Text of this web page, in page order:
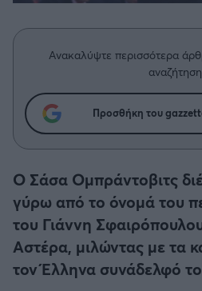
Δημήτρης Τσορμπατζόγλου
Λεβαδειακός
ΟΦΗ
Βόλος
Ατρόμητος Αθηνών
Κηφισιά
Αστέρας Τρίπολης
Μεγάλη μου Αγάπη
Μια Ιστορία από την Πόλη
Ανακαλύψτε περισσότερα
Προσθήκη του
Ο Σάσα Ομπράντοβιτς
γύρω από το όνομά του
του Γιάννη
Αστέρα, μιλώντας με τα
τον Έλληνα συνάδελφό